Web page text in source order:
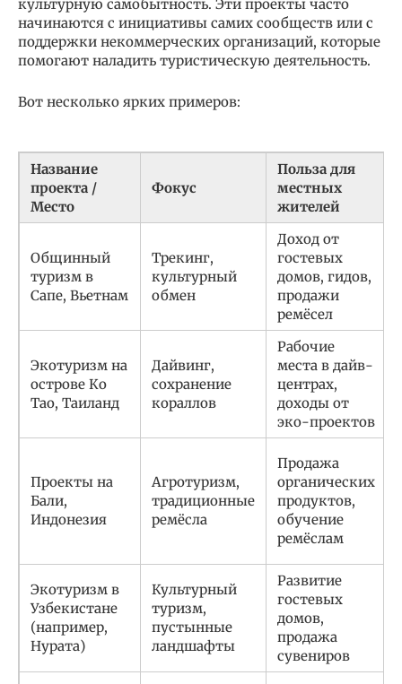
культурную самобытность. Эти проекты часто
начинаются с инициативы самих сообществ или с
поддержки некоммерческих организаций, которые
помогают наладить туристическую деятельность.
Вот несколько ярких примеров:
Название
проекта /
Место
Фокус
Польза для
местных
жителей
Общинный
туризм в
Сапе, Вьетнам
Трекинг,
культурный
обмен
Доход от
гостевых
домов, гидов,
продажи
ремёсел
Экотуризм на
острове Ко
Тао, Таиланд
Дайвинг,
сохранение
кораллов
Рабочие
места в дайв-
центрах,
доходы от
эко-проектов
Проекты на
Бали,
Индонезия
Агротуризм,
традиционные
ремёсла
Продажа
органических
продуктов,
обучение
ремёслам
Экотуризм в
Узбекистане
(например,
Нурата)
Культурный
туризм,
пустынные
ландшафты
Развитие
гостевых
домов,
продажа
сувениров